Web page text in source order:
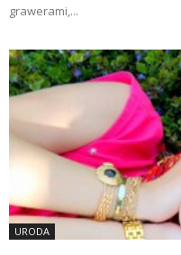
grawerami,...
URODA